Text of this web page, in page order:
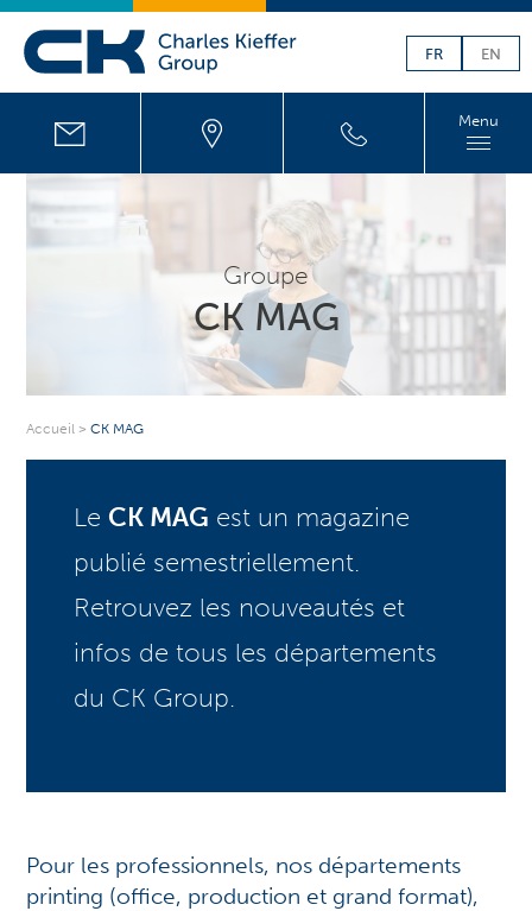
FR EN
Menu
Groupe
CK MAG
Accueil >CK MAG
Le CK MAG est un magazine
publié semestriellement.
Retrouvez les nouveautés et
infos de tous les départements
du CK Group.
Pour les professionnels, nos départements
printing (office, production et grand format),